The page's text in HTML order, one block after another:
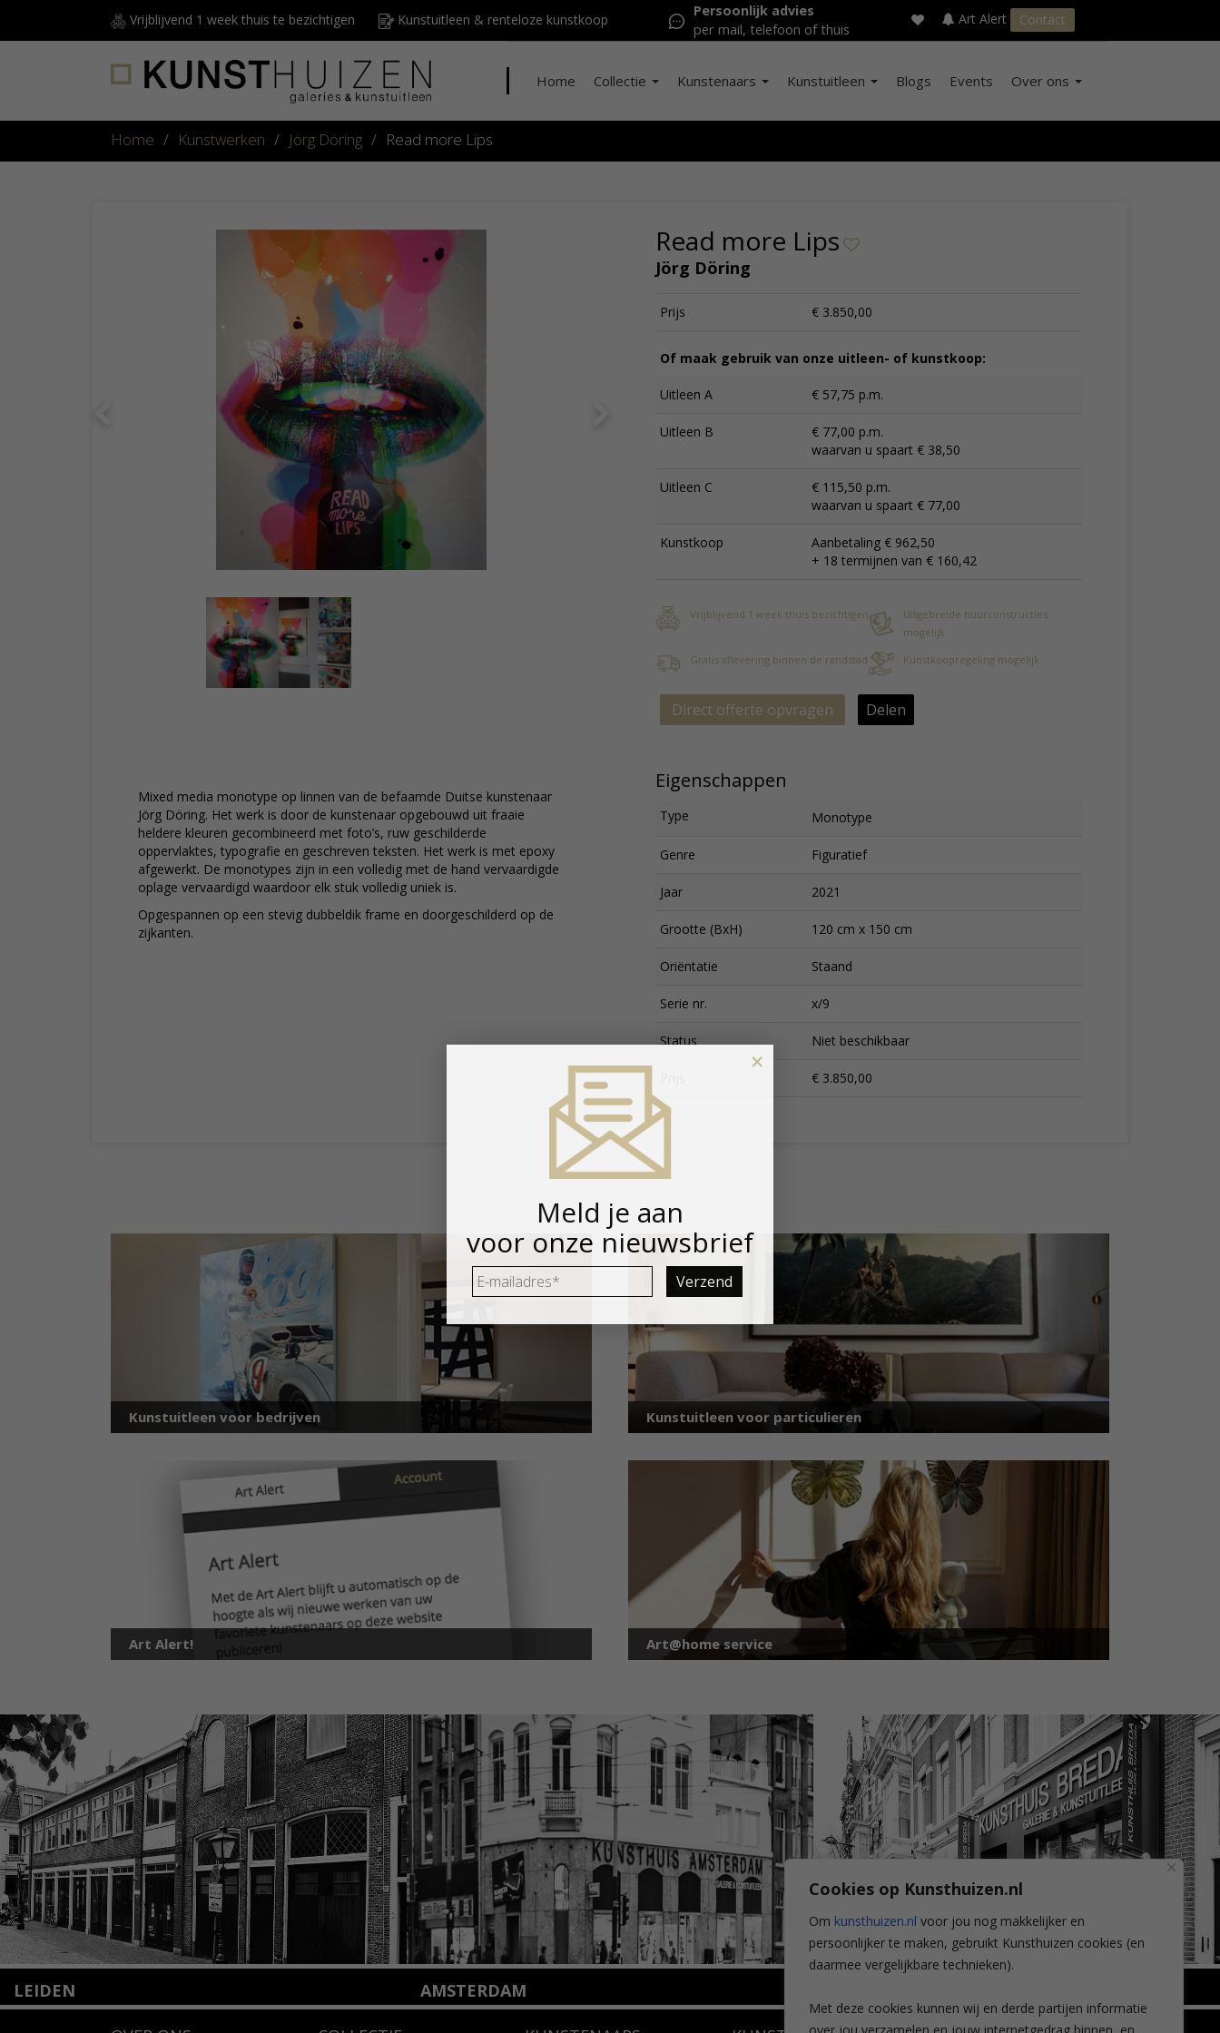
Cookies op Kunsthuizen.nl
Om kunsthuizen.nl voor jou nog makkelijker en
persoonlijker te maken, gebruikt Kunsthuizen cookies (en
daarmee vergelijkbare technieken).
Met deze cookies kunnen wij en derde partijen informatie
Vrijblijvend 1 week thuis te bezichtigen Kunstuitleen & renteloze kunstkoop
Persoonlijk advies
per mail, telefoon of thuis
Art Alert Contact
Home Collectie Kunstenaars Kunstuitleen Blogs Events Over ons
Home / Kunstwerken / Jörg Döring / Read more Lips
Mixed media monotype op linnen van de befaamde Duitse kunstenaar
Jörg Döring. Het werk is door de kunstenaar opgebouwd uit fraaie
heldere kleuren gecombineerd met foto’s, ruw geschilderde
oppervlaktes, typografie en geschreven teksten. Het werk is met epoxy
afgewerkt. De monotypes zijn in een volledig met de hand vervaardigde
oplage vervaardigd waardoor elk stuk volledig uniek is.
Opgespannen op een stevig dubbeldik frame en doorgeschilderd op de
zijkanten.
Read more Lips
Jörg Döring
Prijs € 3.850,00
Of maak gebruik van onze uitleen- of kunstkoop:
Uitleen A € 57,75 p.m.
Uitleen B
€ 77,00 p.m.
waarvan u spaart € 38,50
Uitleen C
€ 115,50 p.m.
waarvan u spaart € 77,00
Kunstkoop
Aanbetaling € 962,50
+ 18 termijnen van € 160,42
Vrijblijvend 1 week thuis bezichtigen
Uitgebreide huurconstructies
mogelijk
Gratis aflevering binnen de randstad
Kunstkoopregeling mogelijk
Direct offerte opvragen Delen
Eigenschappen
Type Monotype
Genre Figuratief
Jaar 2021
Grootte (BxH) 120 cm x 150 cm
Oriëntatie Staand
Serie nr. x/9
Status Niet beschikbaar
€ 3.850,00
Kunstuitleen voor bedrijven Kunstuitleen voor particulieren
Art Alert! Art@home service
LEIDEN AMSTERDAM
Wilhelminastraat 11
Meld je aan
voor onze nieuwsbrief
E-
mailadres *
×